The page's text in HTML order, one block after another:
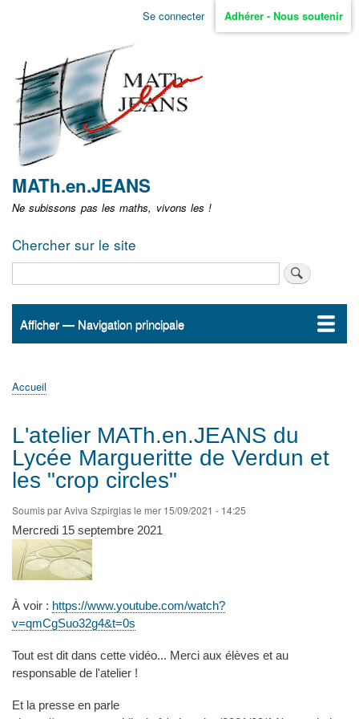
Aller
non
identifié
Se connecter Adhérer - Nous soutenir
MATh.en.JEANS
Ne subissons pas les maths, vivons les !
Chercher sur le site
Navigation
Afficher — Navigation principale
Accueil
ActualitésMATh.en.JEANS ?
Régions et Ateliers
Créer, gérer un atelier
Sujets/Publications
Congrès
d'Ariane
Accueil
L'atelier MATh.en.JEANS du
Lycée Margueritte de Verdun et
les "crop circles"
Soumis parAviva Szpirglasle mer 15/09/2021 - 14:25
Mercredi 15 septembre 2021
À voir : https://www.youtube.com/watch?
v=qmCgSuo32g4&t=0s
Tout est dit dans cette vidéo... Merci aux élèves et au
responsable de l'atelier !
Et la presse en parle